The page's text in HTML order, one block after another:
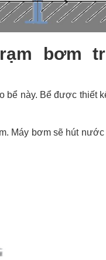
bơm
bể này. Bể được thiết
Máy bơm sẽ hút